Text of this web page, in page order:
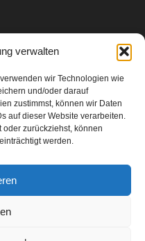
verwalten
wir Technologien wie
und/oder darauf
zustimmst, können wir Daten
auf dieser Website verarbeiten.
zurückziehst, können
werden.
3005
2067
567